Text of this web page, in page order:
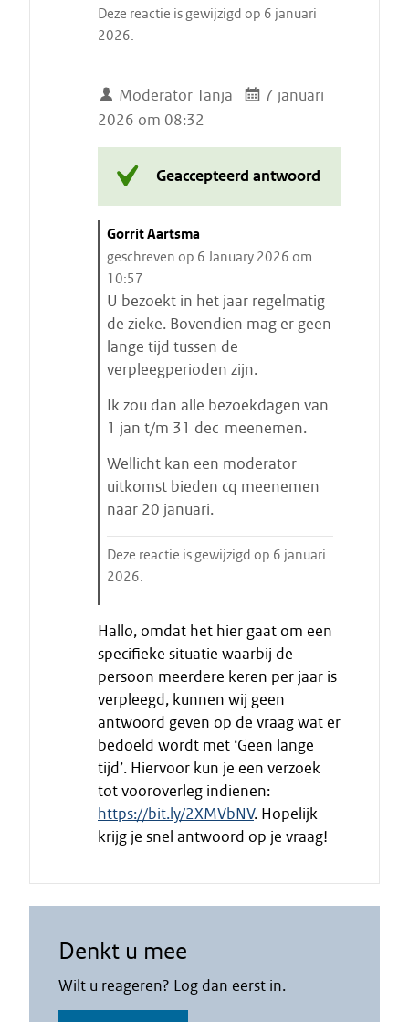
Deze reactie is gewijzigd op 6 januari
2026.
Moderator Tanja
7 januari
2026 om 08:32
Geaccepteerd antwoord
C
i
t
a
a
t
s
a
e
n
Gorrit Aartsma
geschreven op 6 January 2026 om
10:57
U bezoekt in het jaar regelmatig
de zieke. Bovendien mag er geen
lange tijd tussen de
verpleegperioden zijn.
Ik zou dan alle bezoekdagen van
1 jan t/m 31 dec meenemen.
Wellicht kan een moderator
uitkomst bieden cq meenemen
naar 20 januari.
Deze reactie is gewijzigd op 6 januari
2026.
i
n
d
e
c
i
t
a
a
t
Hallo, omdat het hier gaat om een
specifieke situatie waarbij de
persoon meerdere keren per jaar is
verpleegd, kunnen wij geen
antwoord geven op de vraag wat er
bedoeld wordt met ‘Geen lange
tijd’. Hiervoor kun je een verzoek
tot vooroverleg indienen:
https://bit.ly/2XMVbNV. Hopelijk
krijg je snel antwoord op je vraag!
Denkt u mee
Wilt u reageren? Log dan eerst in.